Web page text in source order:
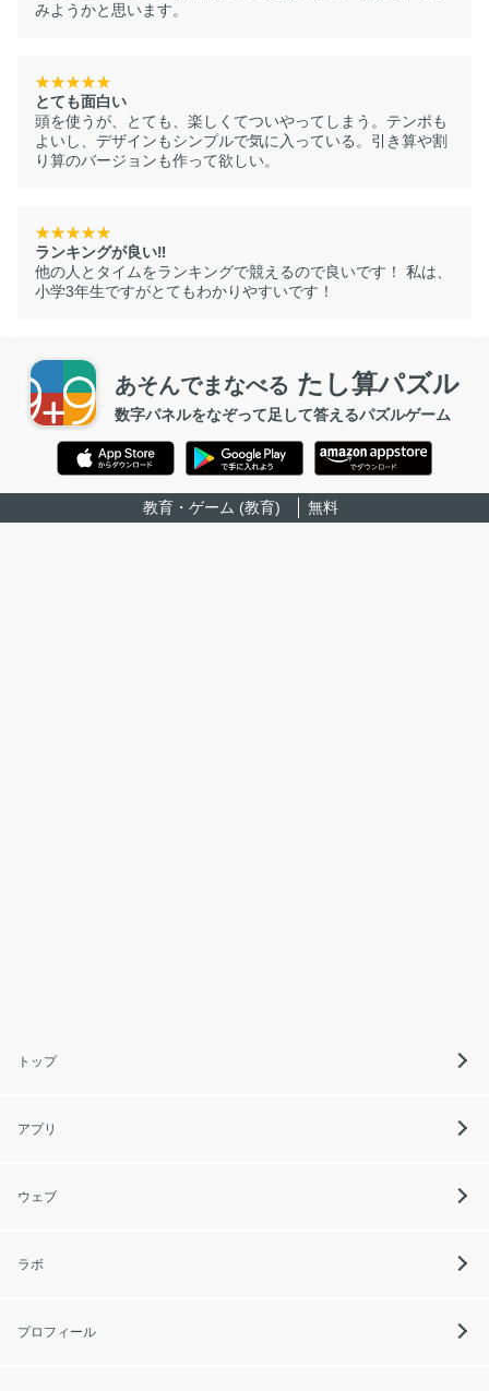
みようかと思います。
とても面白い
頭を使うが、とても、楽しくてついやってしまう。テンポも
よいし、デザインもシンプルで気に入っている。引き算や割
り算のバージョンも作って欲しい。
ランキングが良い‼️
他の人とタイムをランキングで競えるので良いです！ 私は、
小学3年生ですがとてもわかりやすいです！
あそんでまなべる たし算パズル
数字パネルをなぞって足して答えるパズルゲーム
教育・ゲーム (教育) 無料
トップ
アプリ
ウェブ
ラボ
プロフィール